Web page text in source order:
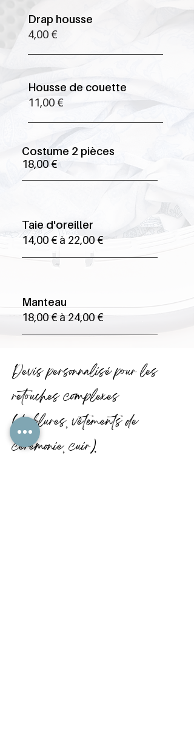
Drap housse
4,00 €
Housse de couette
11,00 €
Costume 2 pièces
18,00 €
Taie d'oreiller
14,00 € à 22,00 €
Manteau
18,00 € à 24,00 €
Devis personnalisé pour les
retouches complexes
(doublures, vêtements de
cérémonie, cuir).